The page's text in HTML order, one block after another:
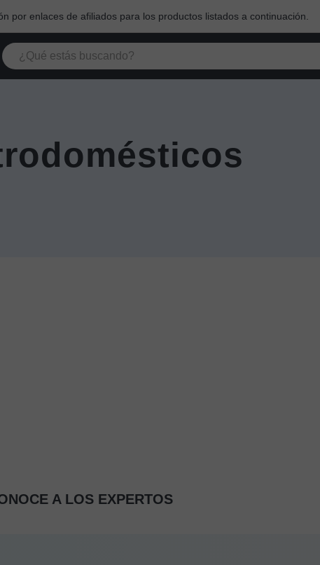
por enlaces de afiliados para los productos listados a continuación.
A LOS EXPERTOS